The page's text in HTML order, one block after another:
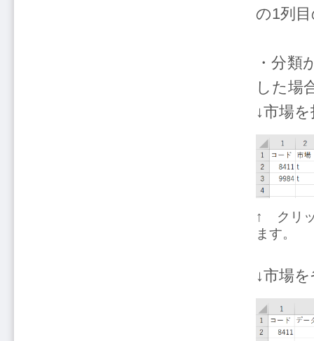
の1列
・分類
した場
↓市場
↑ クリッ
ます。
↓市場